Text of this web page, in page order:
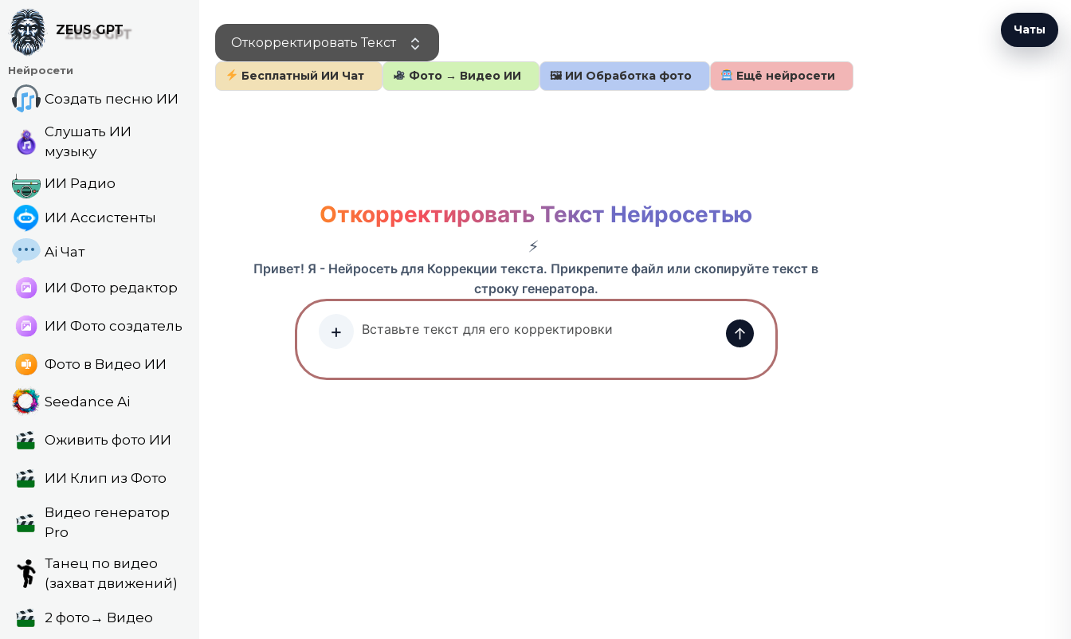
Перейти
содержанию
Откорректировать Текст
Бесплатный ИИ Чат Фото → Видео ИИ 🖼 ИИ Обработка фото Ещё нейросети
Чаты
Откорректировать Текст Нейросетью
Привет! Я - Нейросеть для Коррекции текста. Прикрепите файл или скопируйте текст в
строку генератора.
+ ↑
ZEUS GPT
Нейросети
Создать песню ИИ
Слушать ИИ
музыку
ИИ Радио
ИИ Ассистенты
Ai Чат
ИИ Фото редактор
ИИ Фото создатель
Фото в Видео ИИ
Seedance Ai
Оживить фото ИИ
ИИ Клип из Фото
Видео генератор
Pro
Танец по видео
(захват движений)
2 фото→ Видео